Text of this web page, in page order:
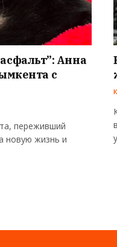
Анна
с
переживший
новую жизнь и